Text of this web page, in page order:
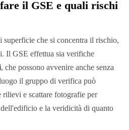
il GSE e quali rischi
che si concentra il rischio,
Il GSE effettua sia verifiche
, che possono avvenire anche senza
il gruppo di verifica può
rilievi e scattare fotografie per
dell'edificio e la veridicità di quanto